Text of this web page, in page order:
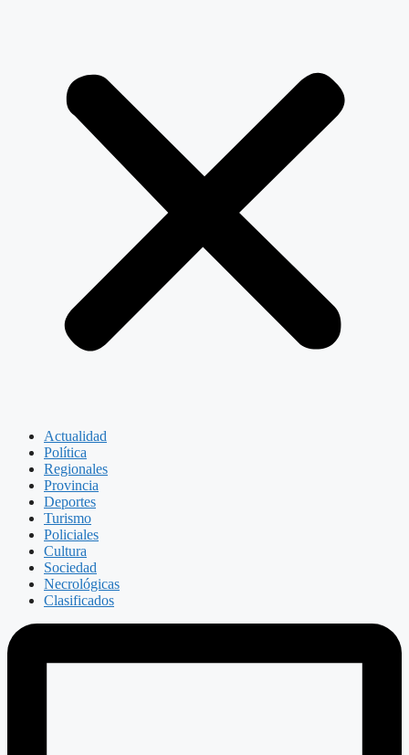
Actualidad
Política
Regionales
Provincia
Deportes
Turismo
Policiales
Cultura
Sociedad
Necrológicas
Clasificados